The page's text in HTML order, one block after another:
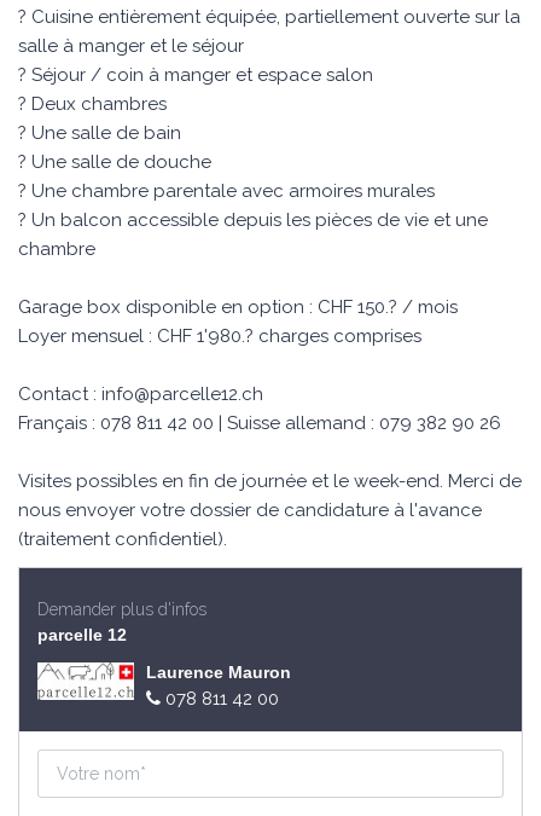
? Cuisine entièrement équipée, partiellement ouverte sur la
salle à manger et le séjour
? Séjour / coin à manger et espace salon
? Deux chambres
? Une salle de bain
? Une salle de douche
? Une chambre parentale avec armoires murales
? Un balcon accessible depuis les pièces de vie et une
chambre
Garage box disponible en option : CHF 150.? / mois
Loyer mensuel : CHF 1'980.? charges comprises
Contact : info@parcelle12.ch
Français : 078 811 42 00 | Suisse allemand : 079 382 90 26
Visites possibles en fin de journée et le week-end. Merci de
nous envoyer votre dossier de candidature à l'avance
(traitement confidentiel).
Demander plus d'infos
parcelle 12
Laurence Mauron
078 811 42 00